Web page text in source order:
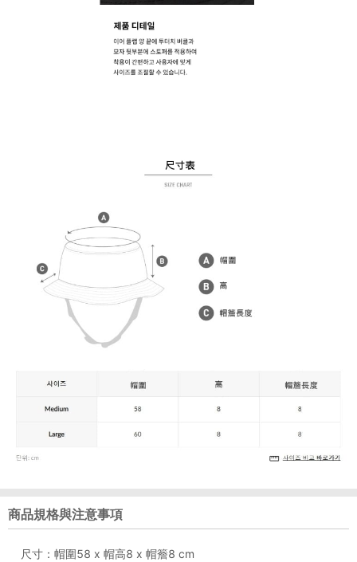
商品規格與注意事項
尺寸：帽圍58 x 帽高8 x 帽簷8 cm